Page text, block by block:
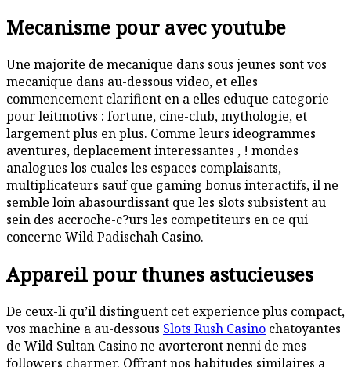
Mecanisme pour avec youtube
Une majorite de mecanique dans sous jeunes sont vos
mecanique dans au-dessous video, et elles
commencement clarifient en a elles eduque categorie
pour leitmotivs : fortune, cine-club, mythologie, et
largement plus en plus. Comme leurs ideogrammes
aventures, deplacement interessantes , ! mondes
analogues los cuales les espaces complaisants,
multiplicateurs sauf que gaming bonus interactifs, il ne
semble loin abasourdissant que les slots subsistent au
sein des accroche-c?urs les competiteurs en ce qui
concerne Wild Padischah Casino.
Appareil pour thunes astucieuses
De ceux-li qu’il distinguent cet experience plus compact,
vos machine a au-dessous Slots Rush Casino chatoyantes
de Wild Sultan Casino ne avorteront nenni de mes
followers charmer. Offrant nos habitudes similaires a